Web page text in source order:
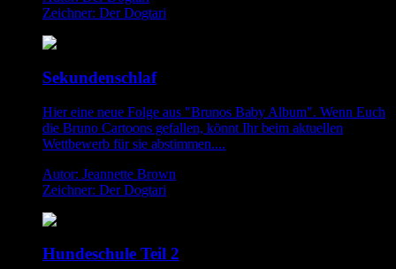
Zeichner: Der Dogtari
Sekundenschlaf
Hier eine neue Folge aus "Brunos Baby Album". Wenn Euch
die Bruno Cartoons gefallen, könnt Ihr beim aktuellen
Wettbewerb für sie abstimmen....
Autor: Jeannette Brown
Zeichner: Der Dogtari
Hundeschule Teil 2